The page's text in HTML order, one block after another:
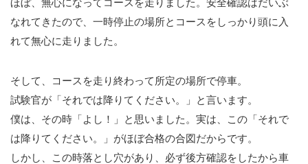
なれてきたので、一時停止の場所とコースをしっかり頭に入
れて無心に走りました。
そして、コースを走り終わって所定の場所で停車。
試験官が「それでは降りてください。」と言います。
僕は、その時「よし！」と思いました。実は、この「それで
は降りてください。」がほぼ合格の合図だからです。
しかし、この時落とし穴があり、必ず後方確認をしたから車